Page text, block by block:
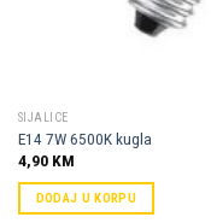
SIJALICE
E14 7W 6500K kugla
4,90 KM
DODAJ U KORPU